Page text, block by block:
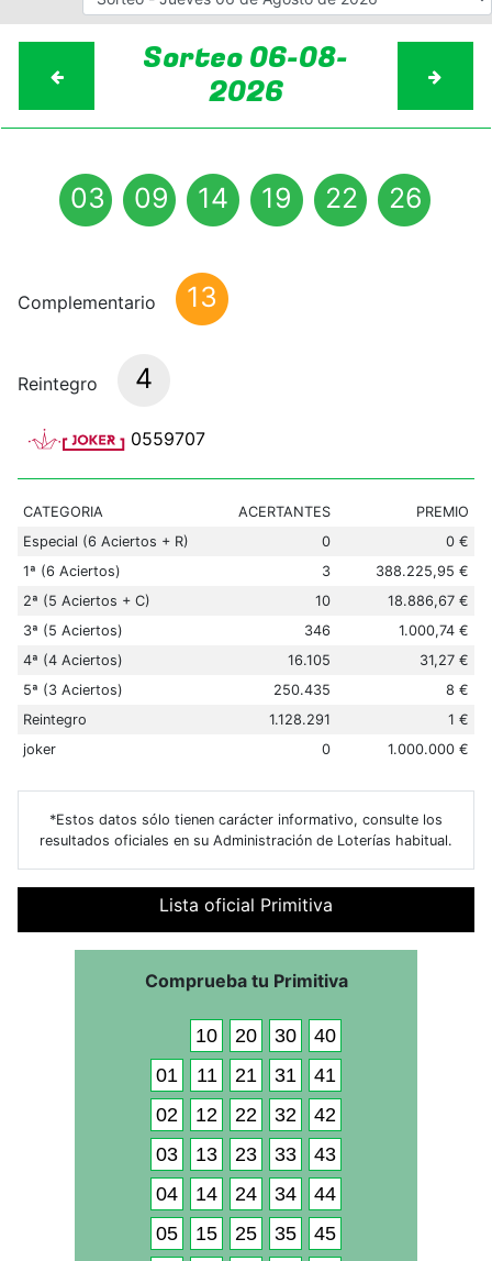
Sorteo 06-08-
2026
Comprueba tu Primitiva
10 20 30
40
01
11 21 31
41
02
12 22 32
42
03
13 23 33
43
04
14 24 34
44
05
15 25 35
45
03 09 14 19 22 26
Complementario 13
Reintegro 4
0559707
CATEGORIA ACERTANTES
PREMIO
Especial (6 Aciertos + R)
0
0 €
1ª (6 Aciertos)
3
388.225,95 €
2ª (5 Aciertos + C)
10
18.886,67 €
3ª (5 Aciertos)
346
1.000,74 €
4ª (4 Aciertos)
16.105
31,27 €
5ª (3 Aciertos)
250.435
8 €
Reintegro
1.128.291
1 €
joker
0 1.000.000 €
*Estos datos sólo tienen carácter informativo, consulte los
resultados oficiales en su Administración de Loterías habitual.
Lista oficial Primitiva